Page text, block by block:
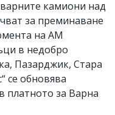
камиони над
за преминаване
на АМ
в недобро
Пазарджик, Стара
се обновява
платното за Варна